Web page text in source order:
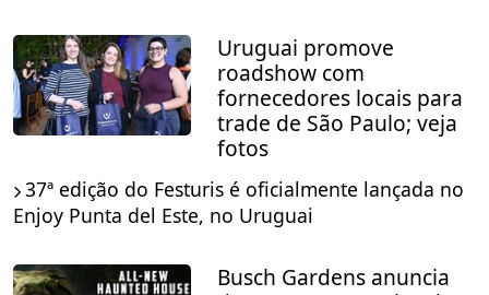
Uruguai promove
roadshow com
fornecedores locais para
trade de São Paulo; veja
fotos
37ª edição do Festuris é oficialmente lançada no
Enjoy Punta del Este, no Uruguai
Busch Gardens anuncia